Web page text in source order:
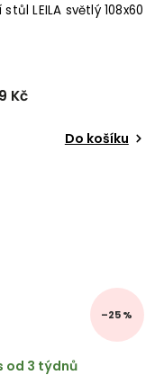
LEILA světlý 108x60
Kč
Do košíku
–25 %
od 3 týdnů